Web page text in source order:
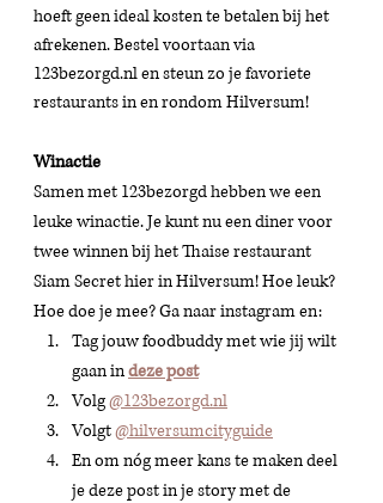
hoeft geen ideal kosten te betalen bij het
afrekenen. Bestel voortaan via
123bezorgd.nl en steun zo je favoriete
restaurants in en rondom Hilversum!
Winactie
Samen met 123bezorgd hebben we een
leuke winactie. Je kunt nu een diner voor
twee winnen bij het Thaise restaurant
Siam Secret hier in Hilversum! Hoe leuk?
Hoe doe je mee? Ga naar instagram en:
Tag jouw foodbuddy met wie jij wilt
gaan in deze post
Volg @123bezorgd.nl
Volgt @hilversumcityguide
En om nóg meer kans te maken deel
je deze post in je story met de